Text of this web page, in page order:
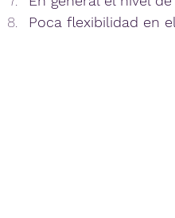
Poca flexibilidad en